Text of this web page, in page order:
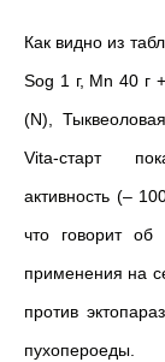
Как видно из
Sog 1 г, Mn 40 г
(N),
Vita-старт
активность (–
что говорит об
применения на
против
пухопероеды.